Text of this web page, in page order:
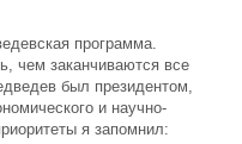
программа.
чем заканчиваются все
был президентом,
и научно-
я запомнил: